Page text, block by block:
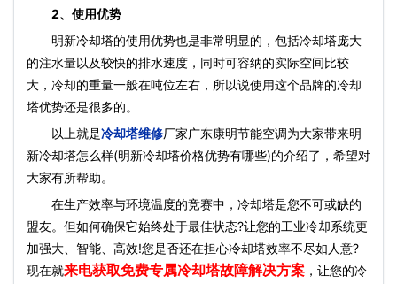
2、使用优势
明新冷却塔的使用优势也是非常明显的，包括冷却塔庞大
的注水量以及较快的排水速度，同时可容纳的实际空间比较
大，冷却的重量一般在吨位左右，所以说使用这个品牌的冷却
塔优势还是很多的。
以上就是冷却塔维修厂家广东康明节能空调为大家带来明
新冷却塔怎么样(明新冷却塔价格优势有哪些)的介绍了，希望对
大家有所帮助。
在生产效率与环境温度的竞赛中，冷却塔是您不可或缺的
盟友。但如何确保它始终处于最佳状态?让您的工业冷却系统更
加强大、智能、高效!您是否还在担心冷却塔效率不尽如人意?
现在就来电获取免费专属冷却塔故障解决方案 ，让您的冷